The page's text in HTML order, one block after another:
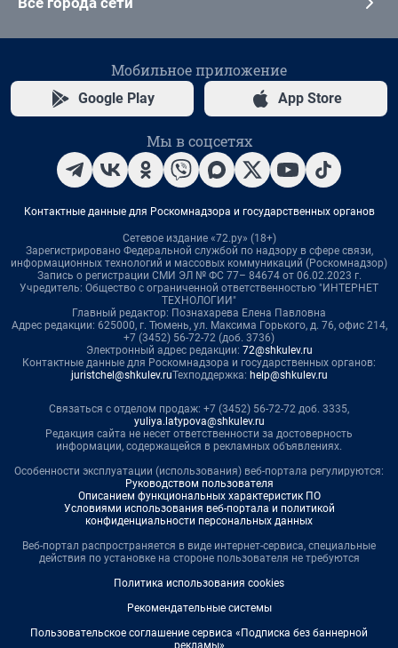
Мобильное приложение
Google Play App Store
Мы в соцсетях
Контактные данные для Роскомнадзора и государственных органов
Сетевое издание «72.ру» (18+)
Зарегистрировано Федеральной службой по надзору в сфере связи,
информационных технологий и массовых коммуникаций (Роскомнадзор)
Запись о регистрации СМИ ЭЛ № ФС 77– 84674 от 06.02.2023 г.
Учредитель: Общество с ограниченной ответственностью "ИНТЕРНЕТ
ТЕХНОЛОГИИ"
Главный редактор: Познахарева Елена Павловна
Адрес редакции: 625000, г. Тюмень, ул. Максима Горького, д. 76, офис 214,
+7 (3452) 56-72-72 (доб. 3736)
Электронный адрес редакции: 72@shkulev.ru
Контактные данные для Роскомнадзора и государственных органов:
juristchel@shkulev.ruТехподдержка: help@shkulev.ru
Связаться с отделом продаж: +7 (3452) 56-72-72 доб. 3335,
yuliya.latypova@shkulev.ru
Редакция сайта не несет ответственности за достоверность
информации, содержащейся в рекламных объявлениях.
Особенности эксплуатации (использования) веб-портала регулируются:
Руководством пользователя
Описанием функциональных характеристик ПО
Условиями использования веб-портала и политикой
конфиденциальности персональных данных
Веб-портал распространяется в виде интернет-сервиса, специальные
действия по установке на стороне пользователя не требуются
Политика использования cookies
Рекомендательные системы
Пользовательское соглашение сервиса «Подписка без баннерной
рекламы»